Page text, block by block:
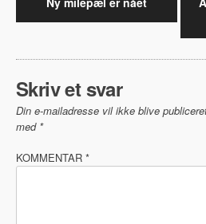
Skriv et svar
Din e-mailadresse vil ikke blive
med *
KOMMENTAR *